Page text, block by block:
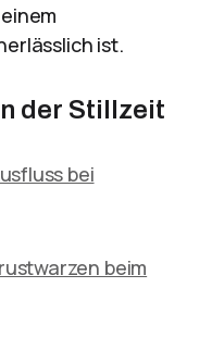
ist.
der Stillzeit
bei
beim